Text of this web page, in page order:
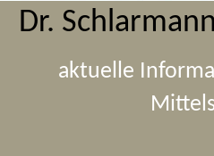
Dr.
aktuelle